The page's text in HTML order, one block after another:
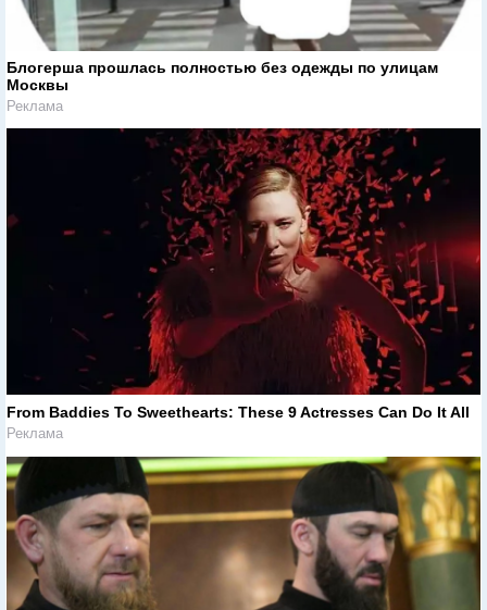
Блогерша прошлась полностью без одежды по улицам
Москвы
Реклама
From Baddies To Sweethearts: These 9 Actresses Can Do It All
Реклама